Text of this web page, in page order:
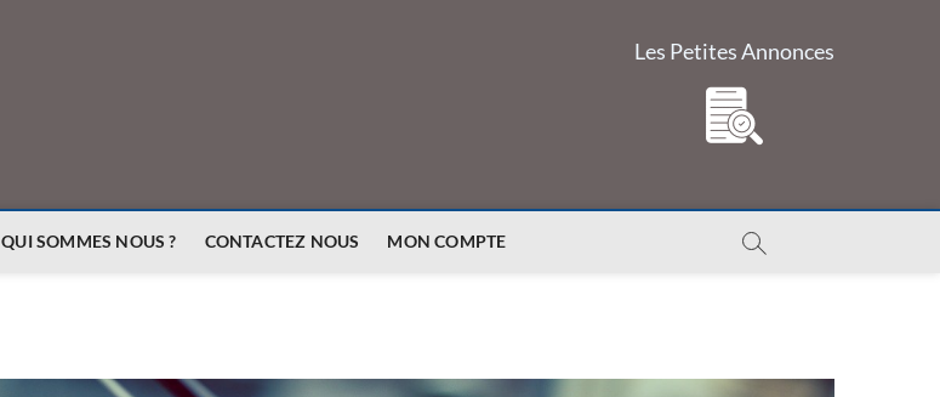
Les Petites Annonces
QUI SOMMES NOUS ? CONTACTEZ NOUS MON COMPTE